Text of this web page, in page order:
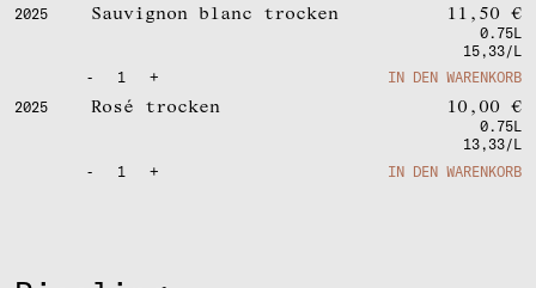
2025
Sauvignon blanc trocken 11,50 €
0.75L
15,33/L
-
1 +
IN DEN WARENKORB
2025
Rosé trocken 10,00 €
0.75L
13,33/L
-
1 + IN DEN WARENKORB